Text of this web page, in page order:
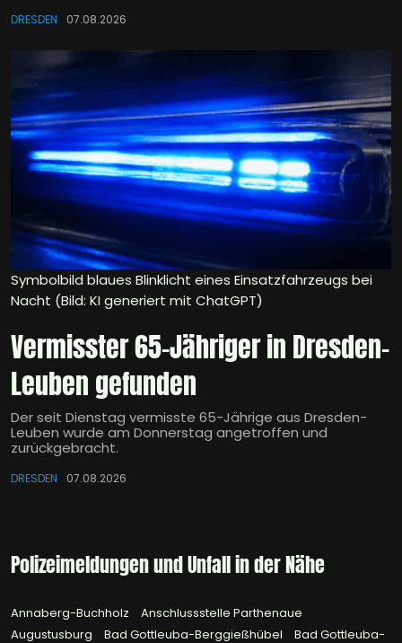
DRESDEN 07.08.2026
Symbolbild blaues Blinklicht eines Einsatzfahrzeugs bei
Nacht (Bild: KI generiert mit ChatGPT)
Vermisster 65-Jähriger in Dresden-
Leuben gefunden
Der seit Dienstag vermisste 65-Jährige aus Dresden-
Leuben wurde am Donnerstag angetroffen und
zurückgebracht.
DRESDEN 07.08.2026
Polizeimeldungen und Unfall in der Nähe
Annaberg-Buchholz
Anschlussstelle Parthenaue
Augustusburg
Bad Gottleuba-Berggießhübel
Bad Gottleuba-